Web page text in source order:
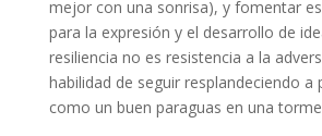
mejor con una sonrisa), y fomentar
para la expresión y el desarrollo de
resiliencia no es resistencia a la
habilidad de seguir resplandeciendo a
como un buen paraguas en una